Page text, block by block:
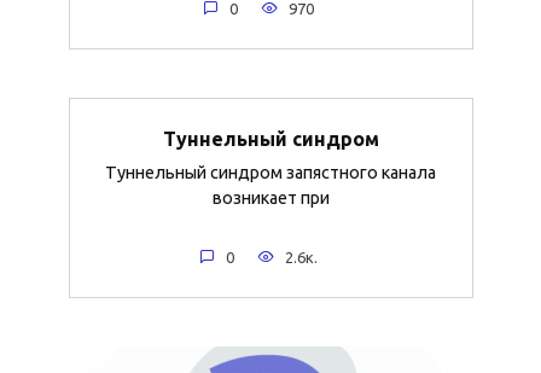
0 970
Туннельный синдром
Туннельный синдром запястного канала
возникает при
0 2.6к.